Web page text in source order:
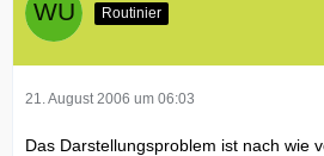
Routinier
21. August 2006 um 06:03
Das Darstellungsproblem ist nach wie